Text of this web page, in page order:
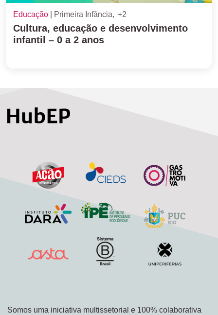
Educação Primeira Infância +2
Cultura, educação e desenvolvimento
infantil – 0 a 2 anos
Somos uma iniciativa multissetorial e 100% colaborativa